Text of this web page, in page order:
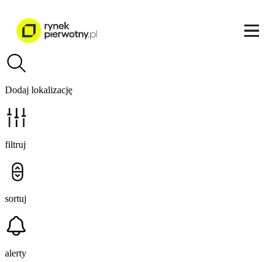
Dodaj lokalizację
filtruj
sortuj
alerty